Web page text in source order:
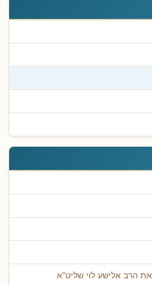
הרב אלישע לוי שליט"א